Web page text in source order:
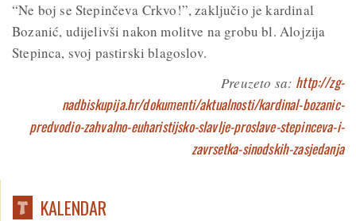
“Ne boj se Stepinčeva Crkvo!”, zaključio je kardinal
Bozanić, udijelivši nakon molitve na grobu bl. Alojzija
Stepinca, svoj pastirski blagoslov.
Preuzeto sa: http://zg-
nadbiskupija.hr/dokumenti/aktualnosti/kardinal-bozanic-
predvodio-zahvalno-euharistijsko-slavlje-proslave-stepinceva-i-
zavrsetka-sinodskih-zasjedanja
KALENDAR